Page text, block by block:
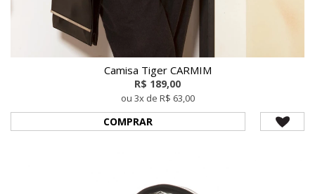
Camisa Tiger CARMIM
R$ 189,00
ou 3x de R$ 63,00
COMPRAR